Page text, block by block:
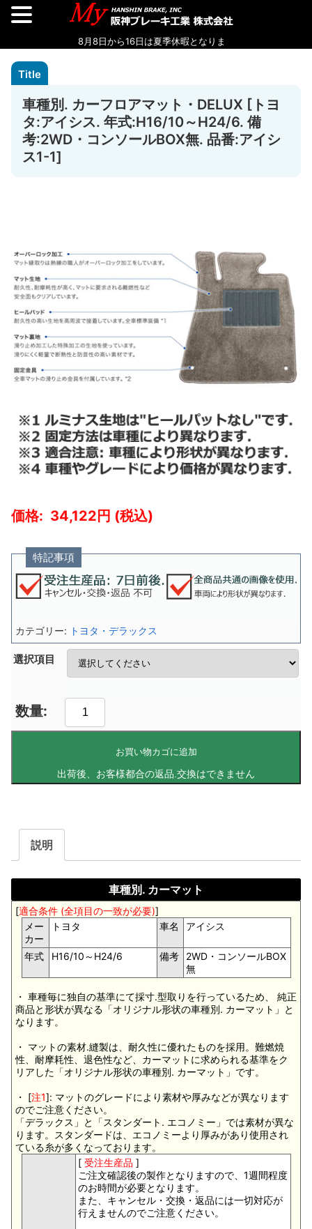
車種別. カーフロアマット・DELUX [トヨ
タ:アイシス. 年式:H16/10～H24/6. 備
考:2WD・コンソールBOX無. 品番:アイシ
ス1-1]
34,122
特記事項
選択項目
お買い物カゴに追加
カテゴリー: トヨタ・デラックス
説明
車種別. カーマット
[適合条件 (全項目の一致が必要)]
メー
カー
トヨタ 車名 アイシス
年式 H16/10～H24/6 備考
2WD・コンソールBOX
無
・ 車種毎に独自の基準にて採寸.型取りを行っているため、 純正
商品と形状が異なる「オリジナル形状の車種別. カーマット」と
なります。
・ マットの素材.縫製は、耐久性に優れたものを採用。難燃焼
性、耐摩耗性、退色性など、カーマットに求められる基準をク
リアした「オリジナル形状の車種別. カーマット」です。
・ [注1]: マットのグレードにより素材や厚みなどが異なります
のでご注意ください。
「デラックス」と「スタンダート. エコノミー」では素材が異な
ります。スタンダードは、エコノミーより厚みがあり使用され
ている糸が多くなっております。
[ 受注生産品 ]
ご注文確認後の製作となりますので、1週間程度
のお時間が必要となります。
また、キャンセル・交換・返品には一切対応が
行えませんのでご注意ください。